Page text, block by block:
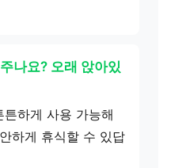
나요? 오래 앉아있
하게 사용 가능해
하게 휴식할 수 있답